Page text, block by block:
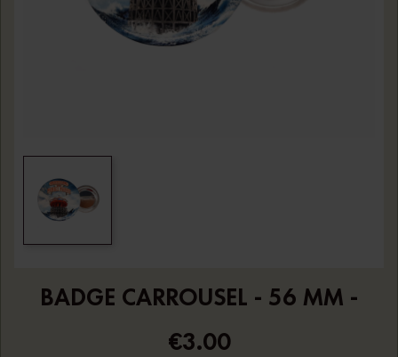
BADGE CARROUSEL - 56 MM -
€3.00